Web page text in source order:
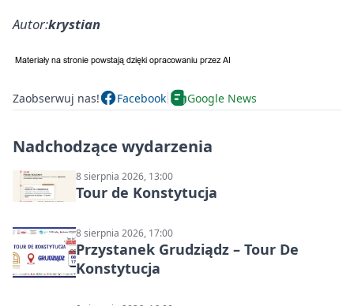
Autor:krystian
Zaobserwuj nas! Facebook Google News
Nadchodzące wydarzenia
8 sierpnia 2026, 13:00
Tour de Konstytucja
8 sierpnia 2026, 17:00
Przystanek Grudziądz – Tour De
Konstytucja